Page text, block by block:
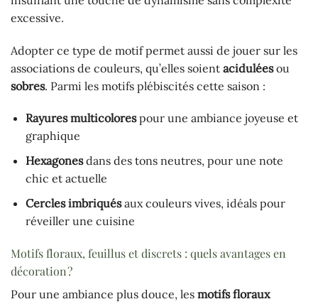
excessive.
Adopter ce type de motif permet aussi de jouer sur les
associations de couleurs, qu’elles soient aciduléesou
sobres. Parmi les motifs plébiscités cette saison :
Rayures multicolorespour une ambiance joyeuse et
graphique
Hexagonesdans des tons neutres, pour une note
chic et actuelle
Cercles imbriquésaux couleurs vives, idéals pour
réveiller une cuisine
Motifs floraux, feuillus et discrets : quels avantages en
décoration ?
Pour une ambiance plus douce, les motifs floraux